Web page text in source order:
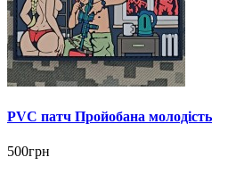
PVC патч Пройобана молодість
500грн